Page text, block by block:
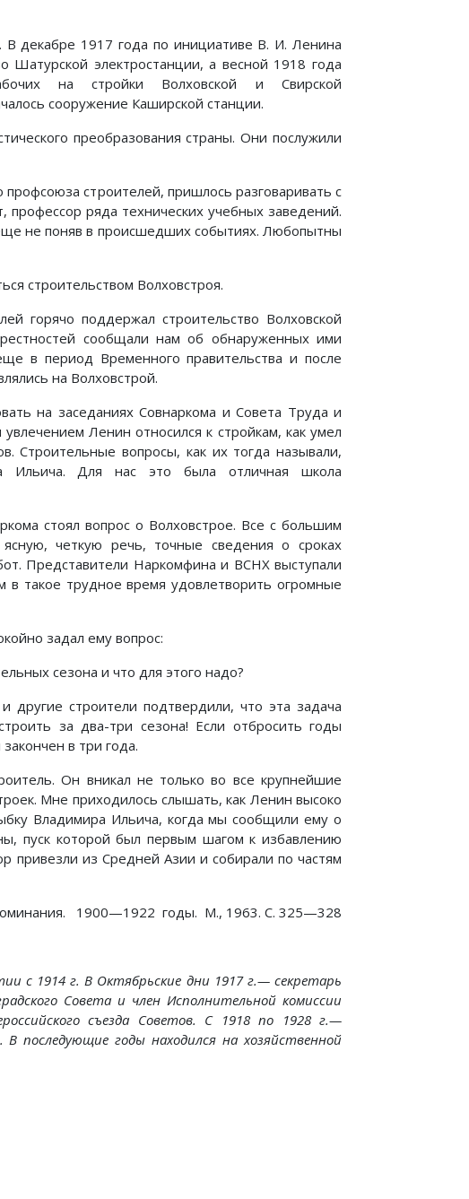
В декабре 1917 года по инициативе В. И. Ленина
Шатурской электростанции, а весной 1918 года
на стройки Волховской и Свирской
сооружение Каширской станции.
преобразования страны. Они послужили
строителей, пришлось разговаривать с
ряда технических учебных заведений.
не поняв в происшедших событиях. Любопытны
строительством Волховстроя.
горячо поддержал строительство Волховской
сообщали нам об обнаруженных ими
в период Временного правительства и после
на Волховстрой.
на заседаниях Совнаркома и Совета Труда и
Ленин относился к стройкам, как умел
Строительные вопросы, как их тогда называли,
Ильича. Для нас это была отличная школа
стоял вопрос о Волховстрое. Все с большим
четкую речь, точные сведения о сроках
Представители Наркомфина и ВСНХ выступали
такое трудное время удовлетворить огромные
задал ему вопрос:
сезона и что для этого надо?
другие строители подтвердили, что эта задача
за два-три сезона! Если отбросить годы
в три года.
Он вникал не только во все крупнейшие
Мне приходилось слышать, как Ленин высоко
Владимира Ильича, когда мы сообщили ему о
пуск которой был первым шагом к избавлению
привезли из Средней Азии и собирали по частям
1900—1922 годы. М., 1963. С. 325—328
с 1914 г. В Октябрьские дни 1917 г.— секретарь
Совета и член Исполнительной комиссии
съезда Советов. С 1918 по 1928 г.—
последующие годы находился на хозяйственной